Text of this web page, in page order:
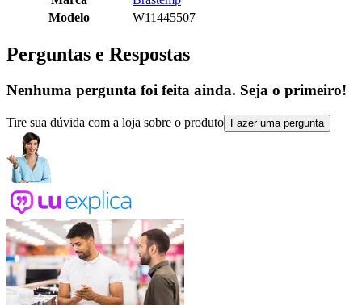
Modelo
W11445507
Perguntas e Respostas
Nenhuma pergunta foi feita ainda. Seja o primeiro!
Tire sua dúvida com a loja sobre o produto Fazer uma pergunta